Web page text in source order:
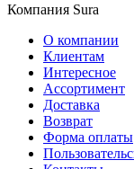
Компания Sura
О компании
Клиентам
Интересное
Ассортимент
Доставка
Возврат
Форма оплаты